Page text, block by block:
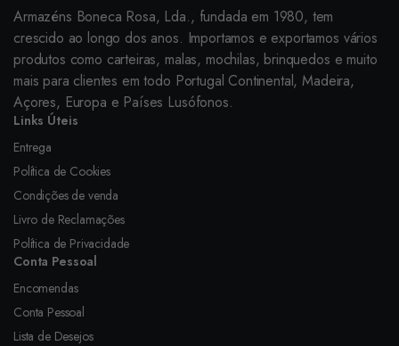
Armazéns Boneca Rosa, Lda., fundada em 1980, tem
crescido ao longo dos anos. Importamos e exportamos vários
produtos como carteiras, malas, mochilas, brinquedos e muito
mais para clientes em todo Portugal Continental, Madeira,
Açores, Europa e Países Lusófonos.
Links Úteis
Entrega
Política de Cookies
Condições de venda
Livro de Reclamações
Política de Privacidade
Conta Pessoal
Encomendas
Conta Pessoal
Lista de Desejos